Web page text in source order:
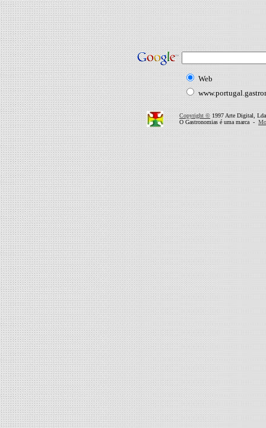
Web
Copyright ©1997 Arte Digital,
O Gastronomias é uma marca -